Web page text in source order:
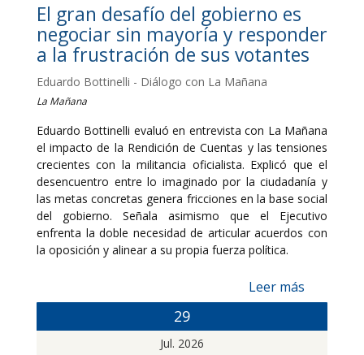
El gran desafío del gobierno es
negociar sin mayoría y responder
a la frustración de sus votantes
Eduardo Bottinelli - Diálogo con La Mañana
La Mañana
Eduardo Bottinelli evaluó en entrevista con La Mañana
el impacto de la Rendición de Cuentas y las tensiones
crecientes con la militancia oficialista. Explicó que el
desencuentro entre lo imaginado por la ciudadanía y
las metas concretas genera fricciones en la base social
del gobierno. Señala asimismo que el Ejecutivo
enfrenta la doble necesidad de articular acuerdos con
la oposición y alinear a su propia fuerza política.
Leer más
29
Jul. 2026